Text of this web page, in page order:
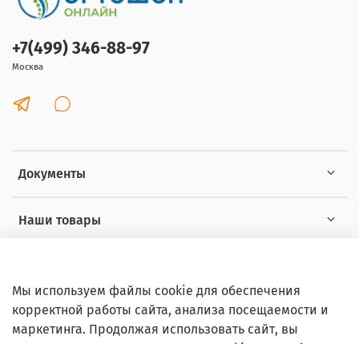
Документы
Наши товары
+7(499) 346-88-97
Москва
Мы используем файлы cookie для обеспечения
корректной работы сайта, анализа посещаемости и
маркетинга. Продолжая использовать сайт, вы